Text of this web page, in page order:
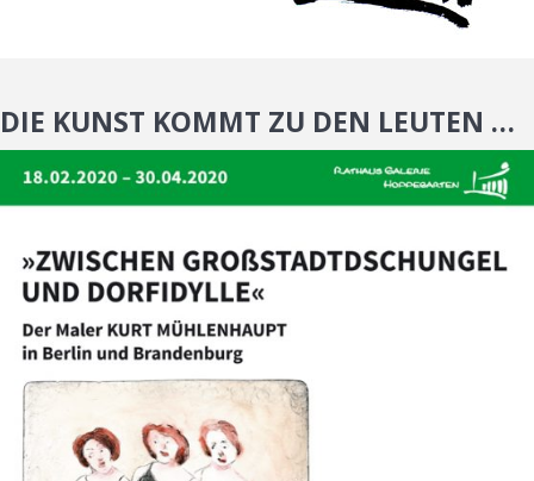
DIE KUNST KOMMT ZU DEN LEUTEN …